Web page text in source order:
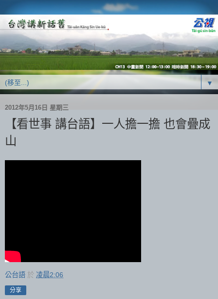
▼
2012年5月16日 星期三
【看世事 講台語】一人擔一擔 也會疊成
山
公台語 於 凌晨2:06
分享